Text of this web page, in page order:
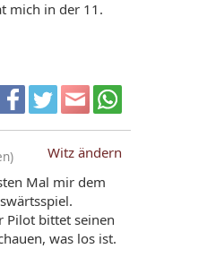
mich in der 11.
Witz ändern
Mal mir dem
Pilot bittet seinen
was los ist.